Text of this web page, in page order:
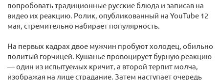
попробовать традиционные русские блюда и записав на
видео их реакцию. Ролик, опубликованный на YouTube 12
мая, стремительно набирает популярность.
На первых кадрах двое мужчин пробуют холодец, обильно
политый горчицей. Кушанье провоцирует бурную реакцию
— один из испытуемых кричит, а второй терпит молча,
изображая на лице страдание. Затем наступает очередь